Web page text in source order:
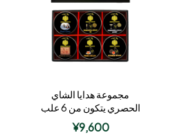
مجموعة هدايا الشاي
الحصري يتكون من 6 علب
صغيرة¥9,600